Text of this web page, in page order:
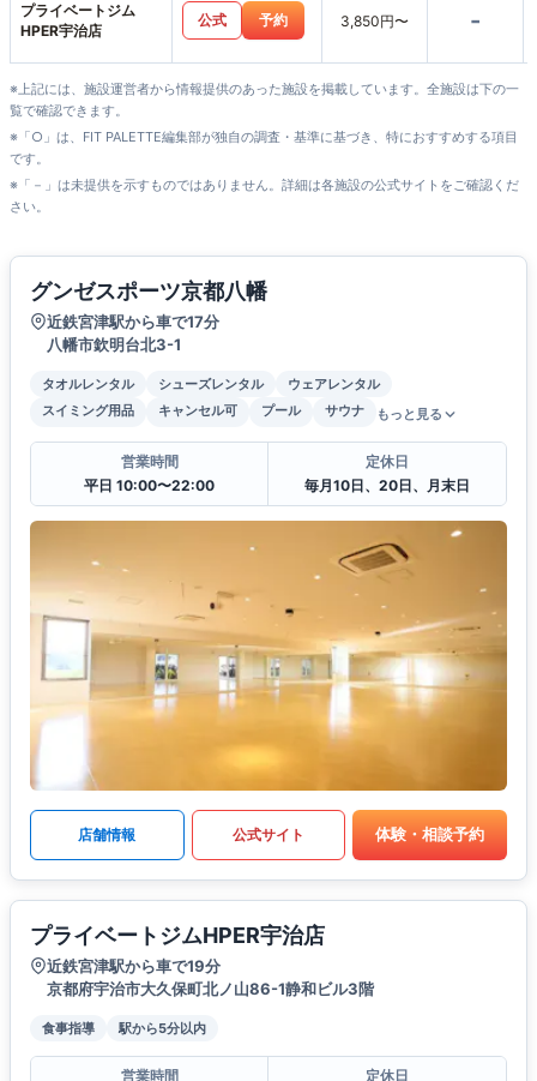
プライベートジム
HPER宇治店
公式 予約 3,850円〜 -
※上記には、施設運営者から情報提供のあった施設を掲載しています。全施設は下の一
覧で確認できます。
※「○」は、FIT PALETTE編集部が独自の調査・基準に基づき、特におすすめする項目
です。
※「－」は未提供を示すものではありません。詳細は各施設の公式サイトをご確認くだ
さい。
グンゼスポーツ京都八幡
近鉄宮津駅から車で17分
八幡市欽明台北3-1
タオルレンタル シューズレンタル
ウェアレンタル
スイミング用品
キャンセル可 プール サウナ もっと見る
営業時間
平日 10:00〜22:00
定休日
毎月10日、20日、月末日
店舗情報 公式サイト 体験・相談予約
プライベートジムHPER宇治店
近鉄宮津駅から車で19分
京都府宇治市大久保町北ノ山86-1静和ビル3階
食事指導 駅から5分以内
営業時間 定休日